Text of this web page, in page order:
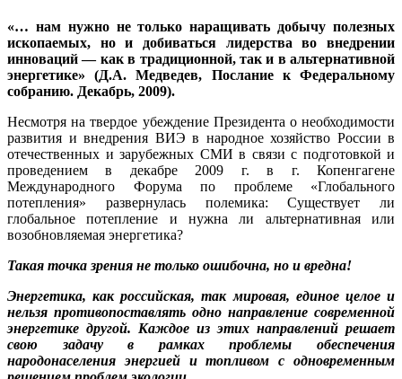
«… нам нужно не только наращивать добычу полезных
ископаемых, но и добиваться лидерства во внедрении
инноваций — как в традиционной, так и в альтернативной
энергетике» (Д.А. Медведев, Послание к Федеральному
собранию. Декабрь, 2009).
Несмотря на твердое убеждение Президента о необходимости
развития и внедрения ВИЭ в народное хозяйство России в
отечественных и зарубежных СМИ в связи с подготовкой и
проведением в декабре 2009 г. в г. Копенгагене
Международного Форума по проблеме «Глобального
потепления» развернулась полемика: Существует ли
глобальное потепление и нужна ли альтернативная или
возобновляемая энергетика?
Такая точка зрения не только ошибочна, но и вредна!
Энергетика, как российская, так мировая, единое целое и
нельзя противопоставлять одно направление современной
энергетике другой. Каждое из этих направлений решает
свою задачу в рамках проблемы обеспечения
народонаселения энергией и топливом с одновременным